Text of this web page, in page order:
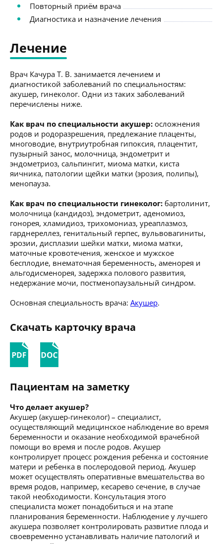
Повторный приём врача
Диагностика и назначение лечения
Лечение
Врач Качура Т. В. занимается лечением и
диагностикой заболеваний по специальностям:
акушер, гинеколог. Одни из таких заболеваний
перечислены ниже.
Как врач по специальности акушер: осложнения
родов и родоразрешения, предлежание плаценты,
многоводие, внутриутробная гипоксия, плацентит,
пузырный занос, молочница, эндометрит и
эндометриоз, сальпингит, миома матки, киста
яичника, патологии щейки матки (эрозия, полипы),
менопауза.
Как врач по специальности гинеколог: бартолинит,
молочница (кандидоз), эндометрит, аденомиоз,
гонорея, хламидиоз, трихомониаз, уреаплазмоз,
гарднереллез, генитальный герпес, вульвовагиниты,
эрозии, дисплазии шейки матки, миома матки,
маточные кровотечения, женское и мужское
бесплодие, внематочная беременность, аменорея и
альгодисменорея, задержка полового развития,
недержание мочи, постменопаузальный синдром.
Основная специальность врача: Акушер.
Скачать карточку врача
Пациентам на заметку
Что делает акушер?
Акушер (акушер-гинеколог) – специалист,
осуществляющий медицинское наблюдение во время
беременности и оказание необходимой врачебной
помощи во время и после родов. Акушер
контролирует процесс рождения ребенка и состояние
матери и ребенка в послеродовой период. Акушер
может осуществлять оперативные вмешательства во
время родов, например, кесарево сечение, в случае
такой необходимости. Консультация этого
специалиста может понадобиться и на этапе
планирования беременности. Наблюдение у лучшего
акушера позволяет контролировать развитие плода и
своевременно устанавливать наличие патологий и